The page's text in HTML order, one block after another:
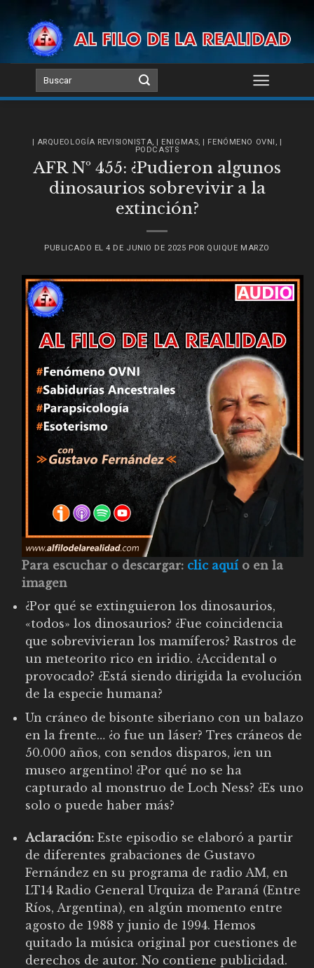
content
| ARQUEOLOGÍA REVISIONISTA, | ENIGMAS, | FENÓMENO OVNI , |
PODCASTS
AFR Nº 455: ¿Pudieron algunos
dinosaurios sobrevivir a la
extinción?
PUBLICADO EL4 DE JUNIO DE 2025 POR QUIQUE MARZO
Para escuchar o descargar: clic aquí o en la
imagen
¿Por qué se extinguieron los dinosaurios,
«todos» los dinosaurios? ¿Fue coincidencia
que sobrevivieran los mamíferos? Rastros de
un meteorito rico en iridio. ¿Accidental o
provocado? ¿Está siendo dirigida la evolución
de la especie humana?
Un cráneo de bisonte siberiano con un balazo
en la frente… ¿o fue un láser? Tres cráneos de
50.000 años, con sendos disparos, ¡en un
museo argentino! ¿Por qué no se ha
capturado al monstruo de Loch Ness? ¿Es uno
solo o puede haber más?
Aclaración:Este episodio se elaboró a partir
de diferentes grabaciones de Gustavo
Fernández en su programa de radio AM, en
LT14 Radio General Urquiza de Paraná (Entre
Ríos, Argentina), en algún momento entre
agosto de 1988 y junio de 1994. Hemos
quitado la música original por cuestiones de
derechos de autor. No contiene publicidad.